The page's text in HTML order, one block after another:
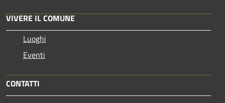
VIVERE IL COMUNE
Luoghi
Eventi
CONTATTI